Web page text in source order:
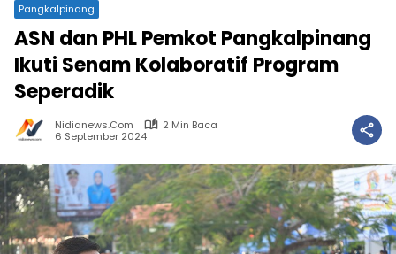
Pangkalpinang
ASN dan PHL Pemkot Pangkalpinang
Ikuti Senam Kolaboratif Program
Seperadik
Nidianews.com
2 Min Baca
6 September 2024